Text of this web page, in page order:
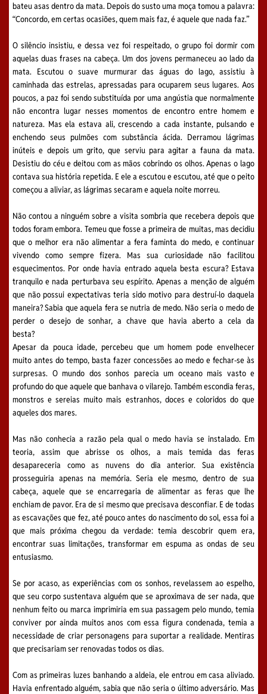
bateu asas dentro da mata. Depois do susto uma moça tomou a palavra:
“Concordo, em certas ocasiões, quem mais faz, é aquele que nada faz.”
O silêncio insistiu, e dessa vez foi respeitado, o grupo foi dormir com
aquelas duas frases na cabeça. Um dos jovens permaneceu ao lado da
mata. Escutou o suave murmurar das águas do lago, assistiu à
caminhada das estrelas, apressadas para ocuparem seus lugares. Aos
poucos, a paz foi sendo substituída por uma angústia que normalmente
não encontra lugar nesses momentos de encontro entre homem e
natureza. Mas ela estava ali, crescendo a cada instante, pulsando e
enchendo seus pulmões com substância ácida. Derramou lágrimas
inúteis e depois um grito, que serviu para agitar a fauna da mata.
Desistiu do céu e deitou com as mãos cobrindo os olhos. Apenas o lago
contava sua história repetida. E ele a escutou e escutou, até que o peito
começou a aliviar, as lágrimas secaram e aquela noite morreu.
Não contou a ninguém sobre a visita sombria que recebera depois que
todos foram embora. Temeu que fosse a primeira de muitas, mas decidiu
que o melhor era não alimentar a fera faminta do medo, e continuar
vivendo como sempre fizera. Mas sua curiosidade não facilitou
esquecimentos. Por onde havia entrado aquela besta escura? Estava
tranquilo e nada perturbava seu espírito. Apenas a menção de alguém
que não possui expectativas teria sido motivo para destruí-lo daquela
maneira? Sabia que aquela fera se nutria de medo. Não seria o medo de
perder o desejo de sonhar, a chave que havia aberto a cela da
besta?
Apesar da pouca idade, percebeu que um homem pode envelhecer
muito antes do tempo, basta fazer concessões ao medo e fechar-se às
surpresas. O mundo dos sonhos parecia um oceano mais vasto e
profundo do que aquele que banhava o vilarejo. Também escondia feras,
monstros e sereias muito mais estranhos, doces e coloridos do que
aqueles dos mares.
Mas não conhecia a razão pela qual o medo havia se instalado. Em
teoria, assim que abrisse os olhos, a mais temida das feras
desapareceria como as nuvens do dia anterior. Sua existência
prosseguiria apenas na memória. Seria ele mesmo, dentro de sua
cabeça, aquele que se encarregaria de alimentar as feras que lhe
enchiam de pavor. Era de si mesmo que precisava desconfiar. E de todas
as escavações que fez, até pouco antes do nascimento do sol, essa foi a
que mais próxima chegou da verdade: temia descobrir quem era,
encontrar suas limitações, transformar em espuma as ondas de seu
entusiasmo.
Se por acaso, as experiências com os sonhos, revelassem ao espelho,
que seu corpo sustentava alguém que se aproximava de ser nada, que
nenhum feito ou marca imprimiria em sua passagem pelo mundo, temia
conviver por ainda muitos anos com essa figura condenada, temia a
necessidade de criar personagens para suportar a realidade. Mentiras
que precisariam ser renovadas todos os dias.
Com as primeiras luzes banhando a aldeia, ele entrou em casa aliviado.
Havia enfrentado alguém, sabia que não seria o último adversário. Mas